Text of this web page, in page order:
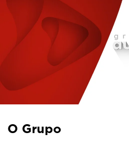
O Grupo